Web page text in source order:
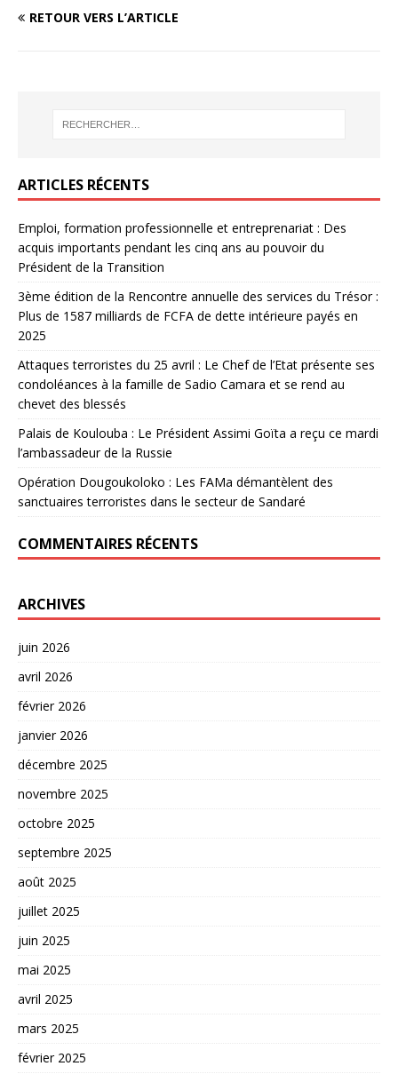
RETOUR VERS L’ARTICLE
ARTICLES RÉCENTS
Emploi, formation professionnelle et entreprenariat : Des
acquis importants pendant les cinq ans au pouvoir du
Président de la Transition
3ème édition de la Rencontre annuelle des services du Trésor :
Plus de 1587 milliards de FCFA de dette intérieure payés en
2025
Attaques terroristes du 25 avril : Le Chef de l’Etat présente ses
condoléances à la famille de Sadio Camara et se rend au
chevet des blessés
Palais de Koulouba : Le Président Assimi Goïta a reçu ce mardi
l’ambassadeur de la Russie
Opération Dougoukoloko : Les FAMa démantèlent des
sanctuaires terroristes dans le secteur de Sandaré
COMMENTAIRES RÉCENTS
ARCHIVES
juin 2026
avril 2026
février 2026
janvier 2026
décembre 2025
novembre 2025
octobre 2025
septembre 2025
août 2025
juillet 2025
juin 2025
mai 2025
avril 2025
mars 2025
février 2025